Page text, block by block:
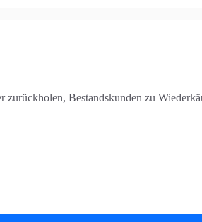
Bestandskunden zu